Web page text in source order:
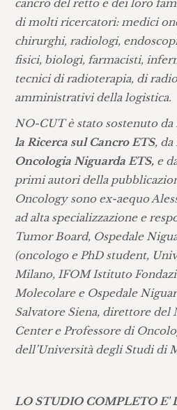
cancro del retto e dei loro
di molti ricercatori: medici
chirurghi, radiologi,
fisici, biologi, farmacisti,
tecnici di radioterapia, di
amministrativi della logistica.
NO-CUT è stato sostenuto da
la Ricerca sul Cancro ETS, da
Oncologia Niguarda ETS, e
primi autori della
Oncology sono ex-aequo
ad alta specializzazione e
Tumor Board, Ospedale
(oncologo e PhD student,
Milano, IFOM Istituto
Molecolare e Ospedale
Salvatore Siena, direttore del
Center e Professore di
dell’Università degli Studi di
LO STUDIO COMPLETO E'